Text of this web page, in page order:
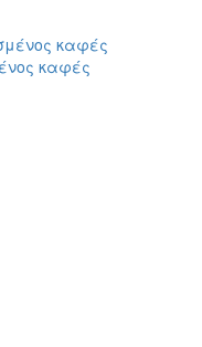
καφές